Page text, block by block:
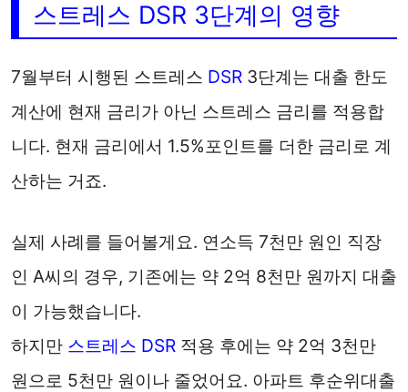
스트레스 DSR 3단계의 영향
7월부터 시행된 스트레스 DSR 3단계는 대출 한도
계산에 현재 금리가 아닌 스트레스 금리를 적용합
니다. 현재 금리에서 1.5%포인트를 더한 금리로 계
산하는 거죠.
실제 사례를 들어볼게요. 연소득 7천만 원인 직장
인 A씨의 경우, 기존에는 약 2억 8천만 원까지 대출
이 가능했습니다.
하지만 스트레스 DSR 적용 후에는 약 2억 3천만
원으로 5천만 원이나 줄었어요. 아파트 후순위대출